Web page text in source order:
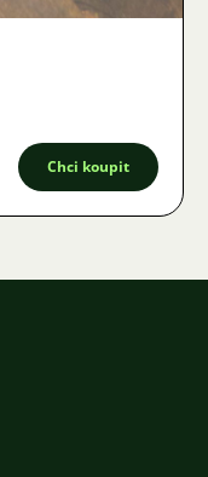
Chci koupit